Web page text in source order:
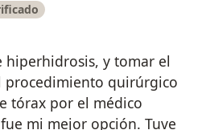
hiperhidrosis, y tomar el
procedimiento quirúrgico
tórax por el médico
mi mejor opción. Tuve